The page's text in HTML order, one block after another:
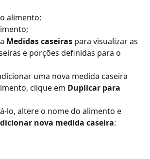
alimento;
Medidas caseiras para visualizar as
e porções definidas para o
uma nova medida caseira
clique em Duplicar para
lo, altere o nome do alimento e
nova medida caseira: